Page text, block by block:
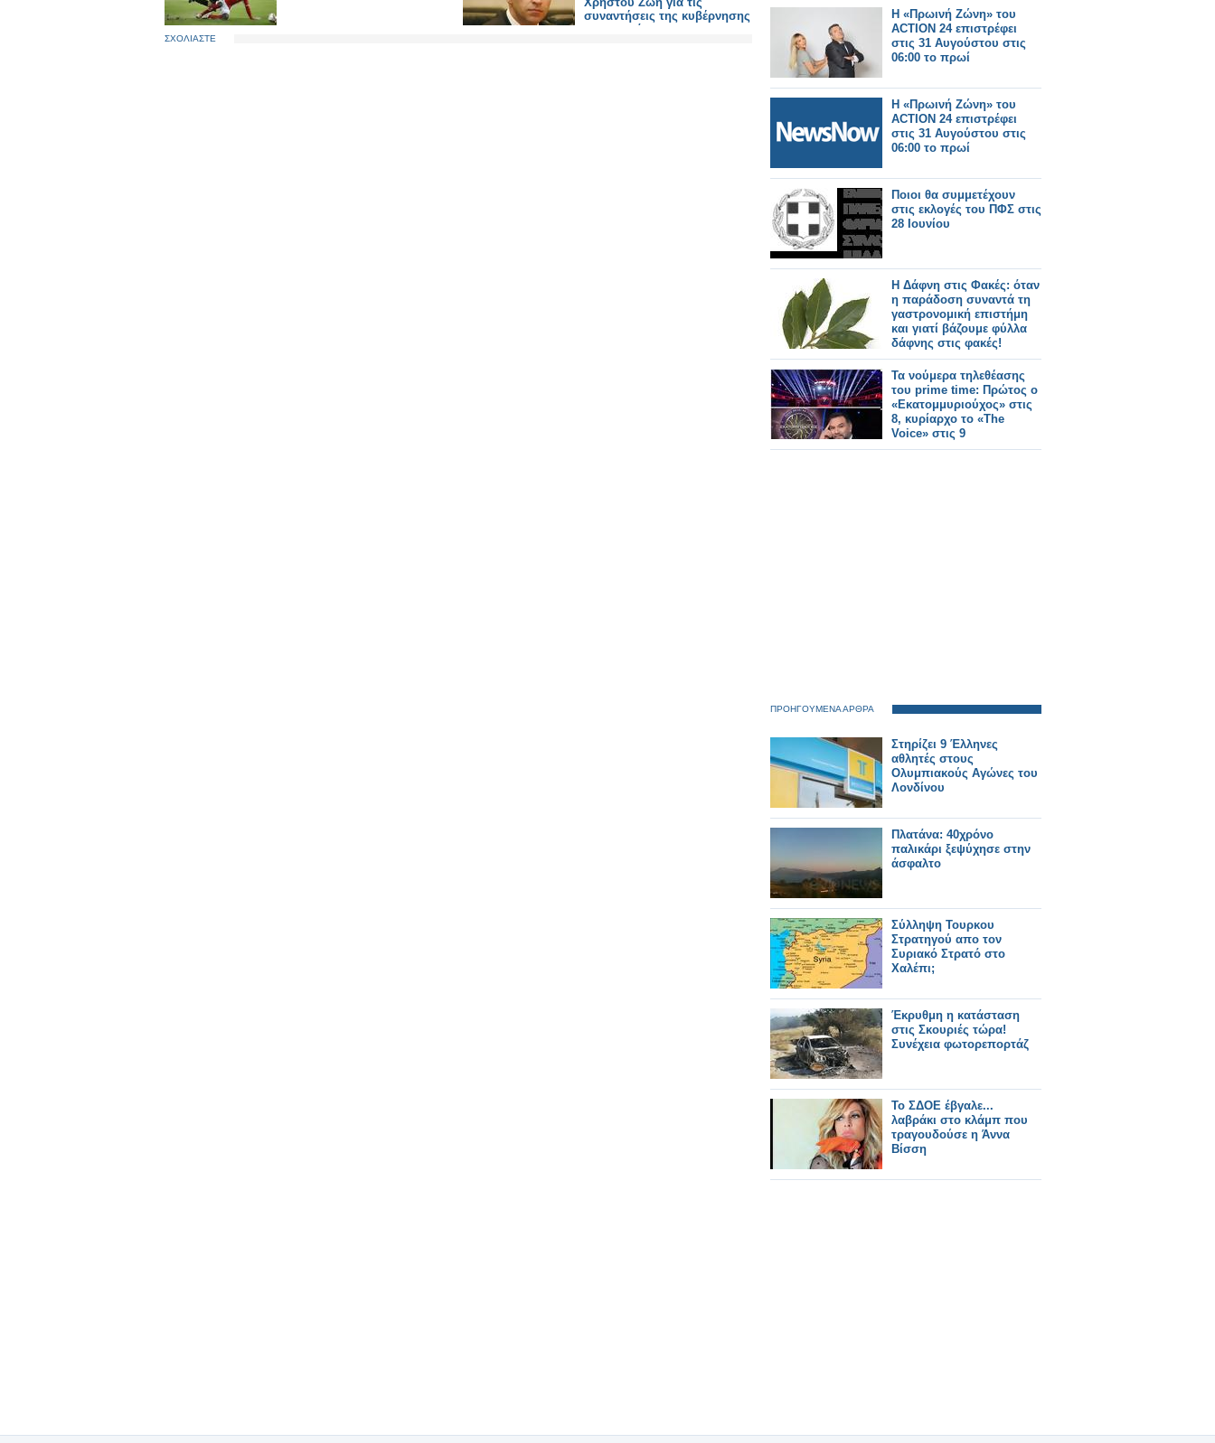
συναντήσεις της κυβέρνησης
με την τρόικα
ΣΧΟΛΙΑΣΤΕ
Η «Πρωινή Ζώνη» του
ACTION 24 επιστρέφει
στις 31 Αυγούστου στις
06:00 το πρωί
Η «Πρωινή Ζώνη» του
ACTION 24 επιστρέφει
στις 31 Αυγούστου στις
06:00 το πρωί
Ποιοι θα συμμετέχουν
στις εκλογές του ΠΦΣ στις
28 Ιουνίου
Η Δάφνη στις Φακές: όταν
η παράδοση συναντά τη
γαστρονομική επιστήμη
και γιατί βάζουμε φύλλα
δάφνης στις φακές!
Τα νούμερα τηλεθέασης
του prime time: Πρώτος ο
«Εκατομμυριούχος» στις
8, κυρίαρχο το «The
Voice» στις 9
ΠΡΟΗΓΟΥΜΕΝΑ ΑΡΘΡΑ
Στηρίζει 9 Έλληνες
αθλητές στους
Ολυμπιακούς Αγώνες του
Λονδίνου
Πλατάνα: 40χρόνο
παλικάρι ξεψύχησε στην
άσφαλτο
Σύλληψη Τουρκου
Στρατηγού απο τον
Συριακό Στρατό στο
Χαλέπι;
Έκρυθμη η κατάσταση
στις Σκουριές τώρα!
Συνέχεια φωτορεπορτάζ
Το ΣΔΟΕ έβγαλε...
λαβράκι στο κλάμπ που
τραγουδούσε η Άννα
Βίσση